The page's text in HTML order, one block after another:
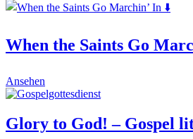
-
Mass)
quantity
When the Saints Go
Ansehen
product
multiple
variants.
Glory to God! – Gospel